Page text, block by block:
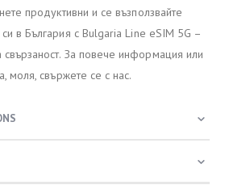
продуктивни и се възползвайте
в България с Bulgaria Line eSIM 5G –
За повече информация или
моля, свържете се с нас.